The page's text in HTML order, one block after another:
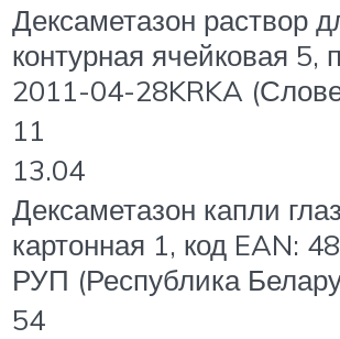
Дексаметазон раствор
контурная ячейковая
2011-04-28KRKA
11
13.04
Дексаметазон капли
картонная 1, код EAN:
РУП (Республика
54